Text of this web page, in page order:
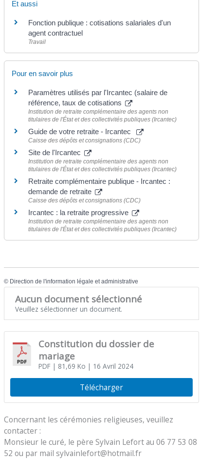
Et aussi
Fonction publique : cotisations salariales d'un
agent contractuel
Travail
Pour en savoir plus
Paramètres utilisés par l'Ircantec (salaire de
référence, taux de cotisations
Institution de retraite complémentaire des agents non
titulaires de l'État et des collectivités publiques (Ircantec)
Guide de votre retraite - Ircantec
Caisse des dépôts et consignations (CDC)
Site de l'Ircantec
Institution de retraite complémentaire des agents non
titulaires de l'État et des collectivités publiques (Ircantec)
Retraite complémentaire publique - Ircantec :
demande de retraite
Caisse des dépôts et consignations (CDC)
Ircantec : la retraite progressive
Institution de retraite complémentaire des agents non
titulaires de l'État et des collectivités publiques (Ircantec)
© Direction de l'information légale et administrative
Aucun document sélectionné
Veuillez sélectionner un document.
Constitution du dossier de
mariage
PDF| 81,69 Ko | 16 Avril 2024
Télécharger
Concernant les cérémonies religieuses, veuillez
contacter :
Monsieur le curé, le père Sylvain Lefort au 06 77 53 08
52 ou par mail sylvainlefort@hotmail.fr